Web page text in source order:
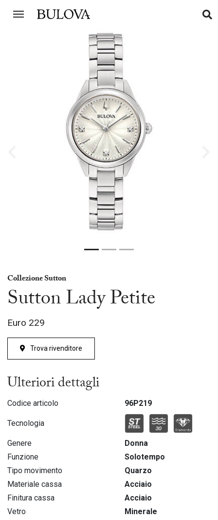
Collezione Sutton
Sutton Lady Petite
Euro 229
Trova rivenditore
Ulteriori dettagli
Codice articolo 96P219
Tecnologia
Genere
Donna
Funzione
Solotempo
Tipo movimento
Quarzo
Materiale cassa
Acciaio
Finitura cassa
Acciaio
Vetro
Minerale